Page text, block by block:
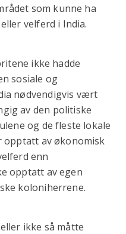
som kunne ha
velferd i India.
ikke hadde
sosiale og
nødvendigvis vært
av den politiske
og de fleste lokale
opptatt av økonomisk
enn
opptatt av egen
koloniherrene.
ikke så måtte